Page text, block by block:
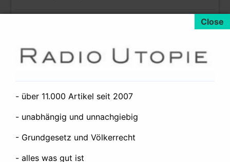
More Pages < >
Neueste Artikel:
- über 11.000 Artikel seit 2007
- unabhängig und unnachgiebig
- Grundgesetz und Völkerrecht
- alles was gut ist